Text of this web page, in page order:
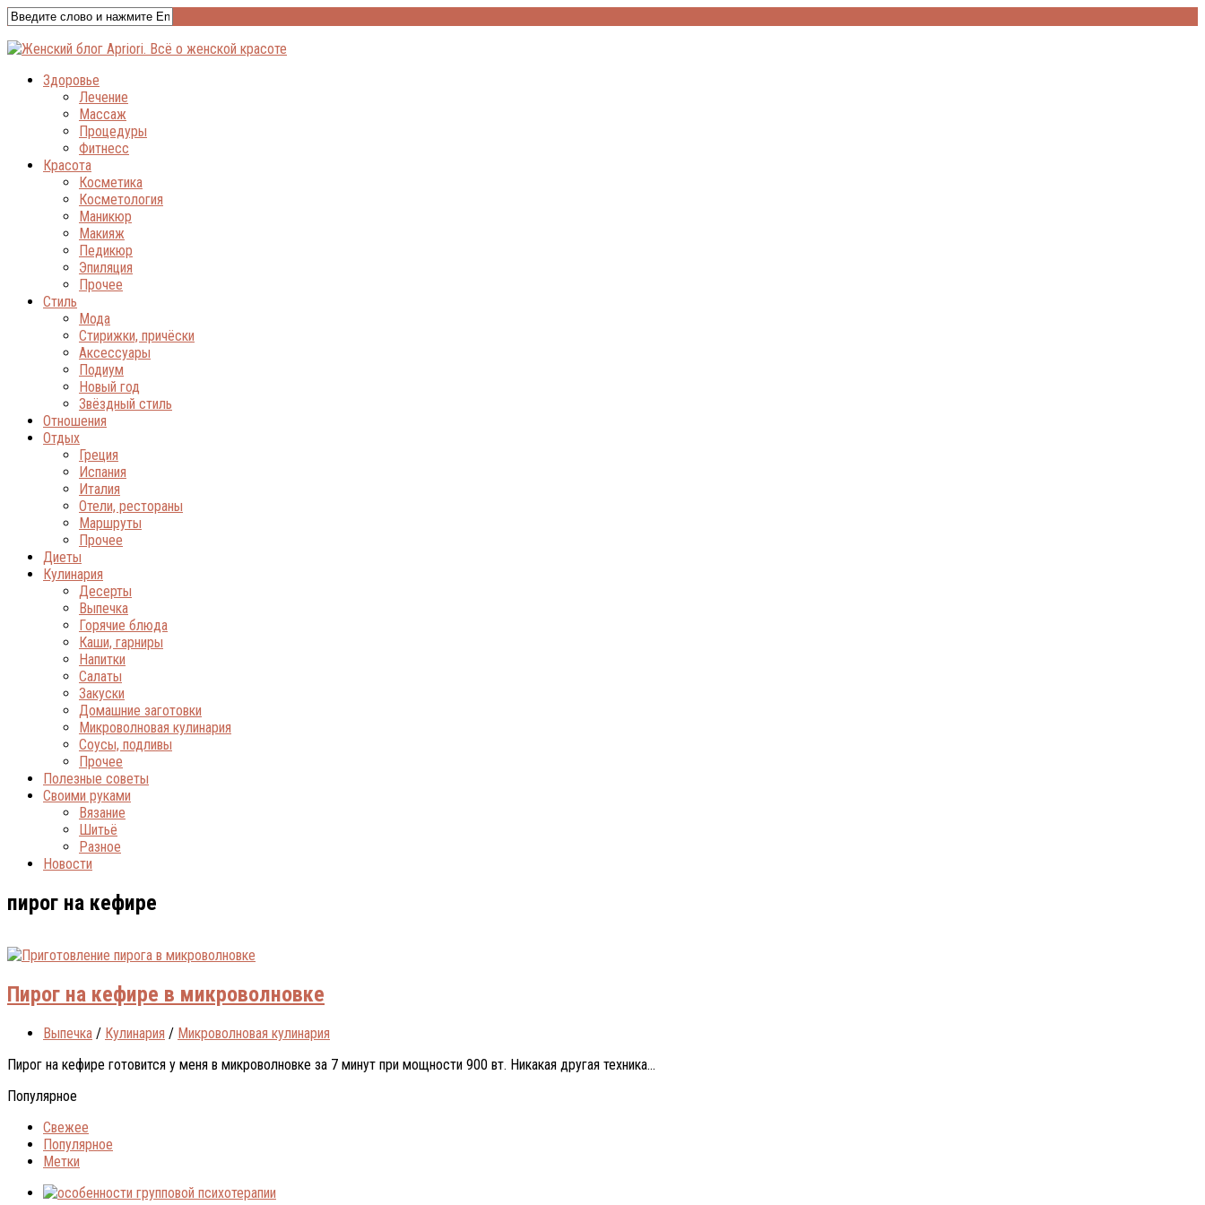
Здоровье
Лечение
Массаж
Процедуры
Фитнесс
Красота
Косметика
Косметология
Маникюр
Макияж
Педикюр
Эпиляция
Прочее
Стиль
Мода
Стирижки, причёски
Аксессуары
Подиум
Новый год
Звёздный стиль
Отношения
Отдых
Греция
Испания
Италия
Отели, рестораны
Маршруты
Прочее
Диеты
Кулинария
Десерты
Выпечка
Горячие блюда
Каши, гарниры
Напитки
Салаты
Закуски
Домашние заготовки
Микроволновая кулинария
Соусы, подливы
Прочее
Полезные советы
Своими руками
Вязание
Шитьё
Разное
Новости
пирог на кефире
Пирог на кефире в микроволновке
Выпечка / Кулинария / Микроволновая кулинария
Пирог на кефире готовится у меня в микроволновке за 7 минут при мощности 900 вт. Никакая другая техника...
Популярное
Свежее
Популярное
Метки